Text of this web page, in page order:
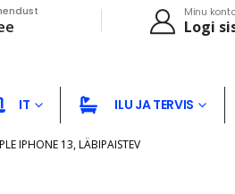
Minu
Logi
IT ILU JA TERVIS
IPHONE 13, LÄBIPAISTEV